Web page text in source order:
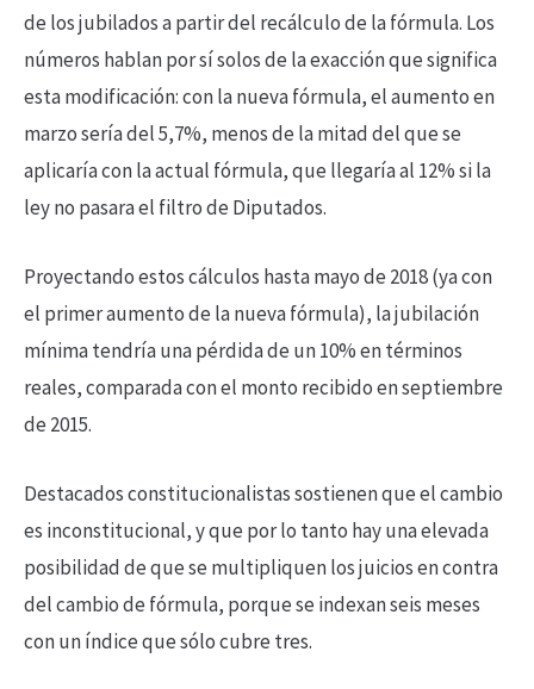
de los jubilados a partir del recálculo de la fórmula. Los
números hablan por sí solos de la exacción que significa
esta modificación: con la nueva fórmula, el aumento en
marzo sería del 5,7%, menos de la mitad del que se
aplicaría con la actual fórmula, que llegaría al 12% si la
ley no pasara el filtro de Diputados.
Proyectando estos cálculos hasta mayo de 2018 (ya con
el primer aumento de la nueva fórmula), la jubilación
mínima tendría una pérdida de un 10% en términos
reales, comparada con el monto recibido en septiembre
de 2015.
Destacados constitucionalistas sostienen que el cambio
es inconstitucional, y que por lo tanto hay una elevada
posibilidad de que se multipliquen los juicios en contra
del cambio de fórmula, porque se indexan seis meses
con un índice que sólo cubre tres.